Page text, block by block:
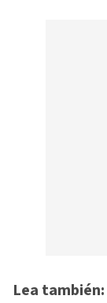
Lea también: